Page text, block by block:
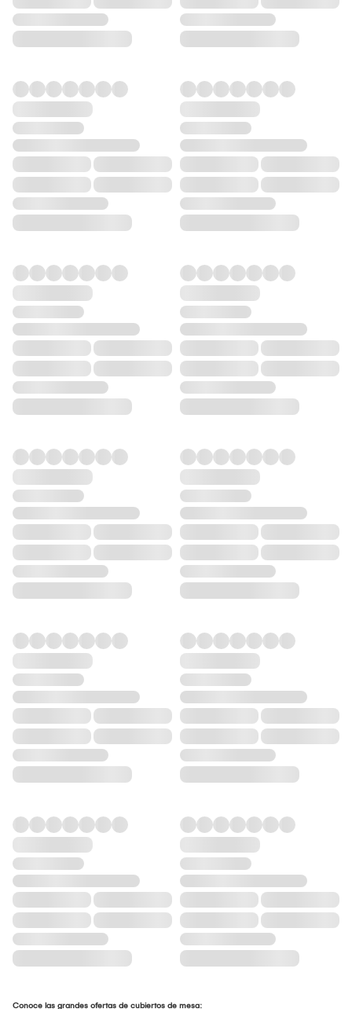
Conoce las grandes ofertas de cubiertos de mesa: